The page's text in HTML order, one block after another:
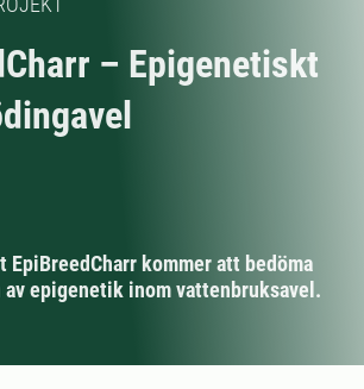
– Epigenetiskt
EpiBreedCharr kommer att bedöma
epigenetik inom vattenbruksavel.